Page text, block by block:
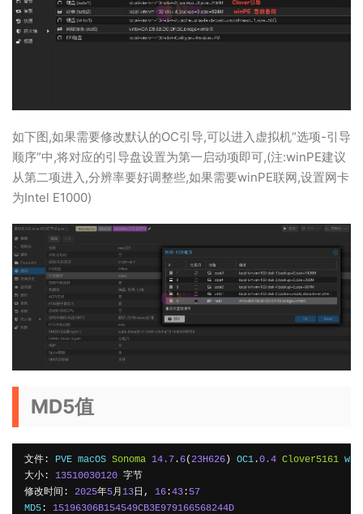
如下图,如果需要修改默认的OC引导,可以进入虚拟机“选项-引导
顺序”中,将对应的引导盘设置为第一启动项即可,(注:winPE建议
从第二项进入,分辨率要好调整些,如果需要winPE联网,设置网卡
为Intel E1000)
MD5值
文件: PVE macOS Sonoma 14.7 . 6(23H626 ) OC1 .0.4 Clover5161
大小:
13510030120 字节
修改时间:
2025年5月13日, 16 :43 : 57
MD5 :
15196306B154549CB3E979166568244D